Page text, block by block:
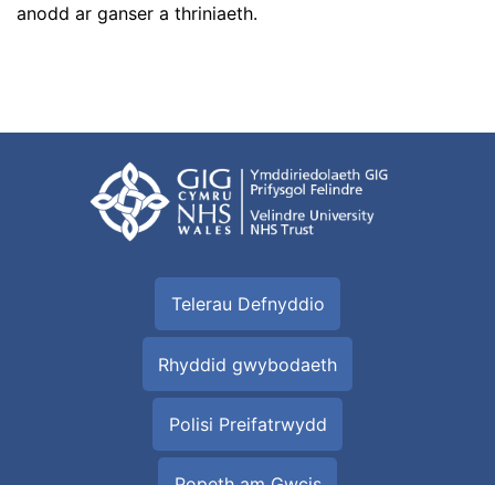
anodd ar ganser a thriniaeth.
Telerau Defnyddio
Rhyddid gwybodaeth
Polisi Preifatrwydd